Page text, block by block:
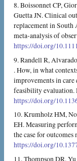
8. Boissonnet CP,
Guetta JN. Clinical
replacement in South
meta-analysis of
https://doi.org/
9. Randell R,
. How, in what
improvements in
feasibility evaluation.
https://doi.org/
10. Krumholz HM,
EH. Measuring
the case for
https://doi.org/
11. Thompson DR,